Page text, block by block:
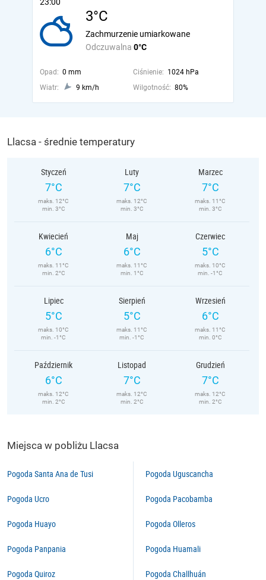
3°C
Odczuwalna 0°C
Zachmurzenie umiarkowane
Opad: 0 mm Ciśnienie: 1024 hPa
Wiatr:
9 km/h Wilgotność: 80%
Llacsa - średnie temperatury
Styczeń
7°C
maks. 12°C
min. 3°C
Luty
7°C
maks. 12°C
min. 3°C
Marzec
7°C
maks. 11°C
min. 3°C
Kwiecień
6°C
maks. 11°C
min. 2°C
Maj
6°C
maks. 11°C
min. 1°C
Czerwiec
5°C
maks. 10°C
min. -1°C
Lipiec
5°C
maks. 10°C
min. -1°C
Sierpień
5°C
maks. 11°C
min. -1°C
Wrzesień
6°C
maks. 11°C
min. 0°C
Październik
6°C
maks. 12°C
min. 2°C
Listopad
7°C
maks. 12°C
min. 2°C
Grudzień
7°C
maks. 12°C
min. 2°C
Miejsca w pobliżu Llacsa
Pogoda Santa Ana de Tusi
Pogoda Ucro
Pogoda Huayo
Pogoda Panpania
Pogoda Quiroz
Pogoda Uguscancha
Pogoda Pacobamba
Pogoda Olleros
Pogoda Huamali
Pogoda Challhuán